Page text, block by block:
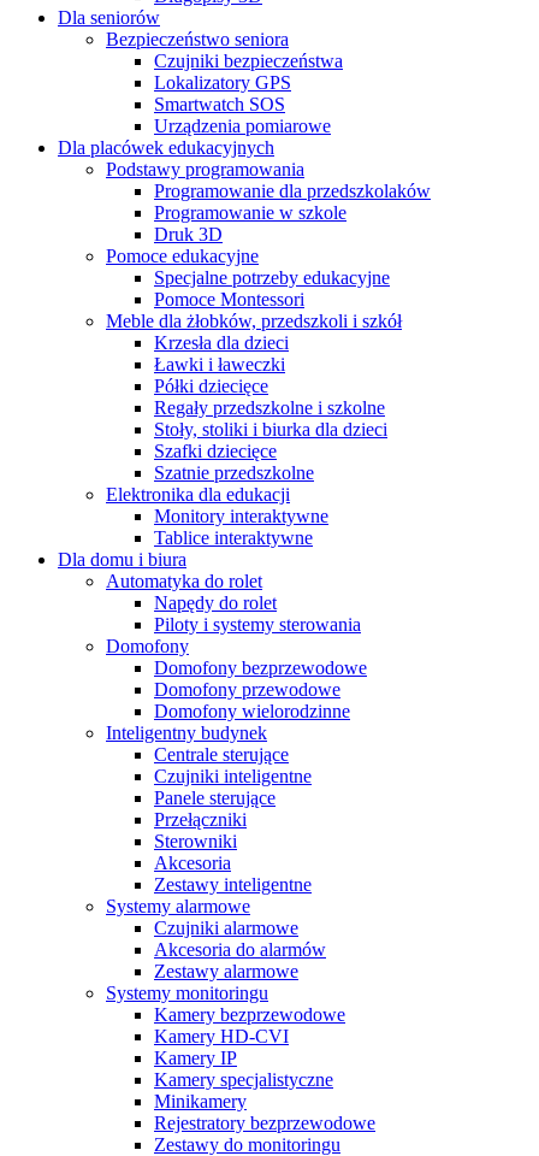
Dla seniorów
Bezpieczeństwo seniora
Czujniki bezpieczeństwa
Lokalizatory GPS
Smartwatch SOS
Urządzenia pomiarowe
Dla placówek edukacyjnych
Podstawy programowania
Programowanie dla przedszkolaków
Programowanie w szkole
Druk 3D
Pomoce edukacyjne
Specjalne potrzeby edukacyjne
Pomoce Montessori
Meble dla żłobków, przedszkoli i szkół
Krzesła dla dzieci
Ławki i ławeczki
Półki dziecięce
Regały przedszkolne i szkolne
Stoły, stoliki i biurka dla dzieci
Szafki dziecięce
Szatnie przedszkolne
Elektronika dla edukacji
Monitory interaktywne
Tablice interaktywne
Dla domu i biura
Automatyka do rolet
Napędy do rolet
Piloty i systemy sterowania
Domofony
Domofony bezprzewodowe
Domofony przewodowe
Domofony wielorodzinne
Inteligentny budynek
Centrale sterujące
Czujniki inteligentne
Panele sterujące
Przełączniki
Sterowniki
Akcesoria
Zestawy inteligentne
Systemy alarmowe
Czujniki alarmowe
Akcesoria do alarmów
Zestawy alarmowe
Systemy monitoringu
Kamery bezprzewodowe
Kamery HD-CVI
Kamery IP
Kamery specjalistyczne
Minikamery
Rejestratory bezprzewodowe
Zestawy do monitoringu